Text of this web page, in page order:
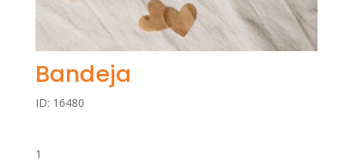
Bandeja
ID: 16480
1